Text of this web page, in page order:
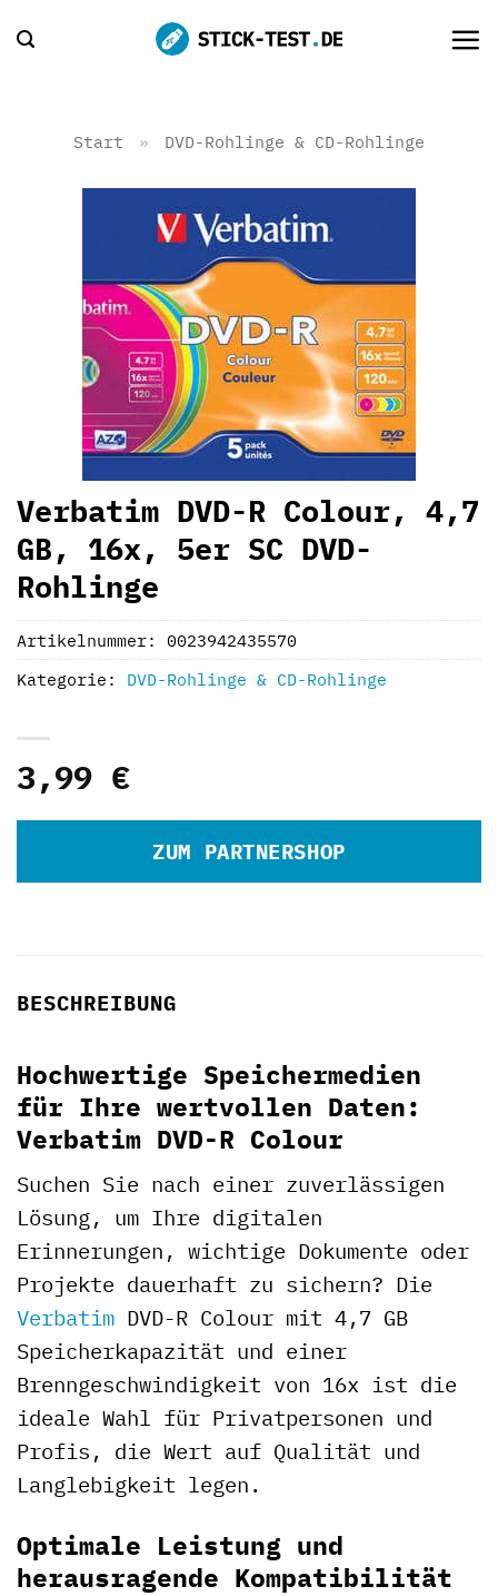
Inhalt
Start » DVD-Rohlinge & CD-Rohlinge
Verbatim DVD-R Colour, 4,7
GB, 16x, 5er SC DVD-
Rohlinge
3,99 €
ZUM PARTNERSHOP
Artikelnummer: 0023942435570
Kategorie: DVD-Rohlinge & CD-Rohlinge
BESCHREIBUNG
Hochwertige Speichermedien
für Ihre wertvollen Daten:
Verbatim DVD-R Colour
Suchen Sie nach einer zuverlässigen
Lösung, um Ihre digitalen
Erinnerungen, wichtige Dokumente oder
Projekte dauerhaft zu sichern? Die
Verbatim DVD-R Colour mit 4,7 GB
Speicherkapazität und einer
Brenngeschwindigkeit von 16x ist die
ideale Wahl für Privatpersonen und
Profis, die Wert auf Qualität und
Langlebigkeit legen.
Optimale Leistung und
herausragende Kompatibilität